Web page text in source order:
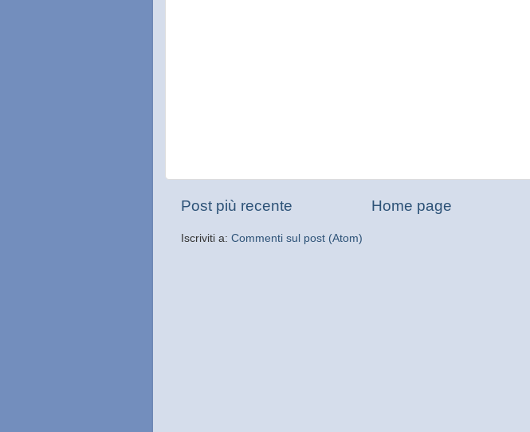
Post più recente Home page
Iscriviti a: Commenti sul post (Atom)